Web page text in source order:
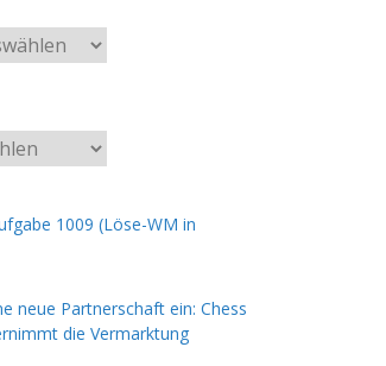
1009 (Löse-WM in
neue Partnerschaft ein: Chess
die Vermarktung